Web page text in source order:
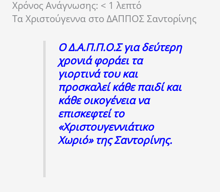
Χρόνος Ανάγνωσης: < 1 λεπτό
Τα Χριστούγεννα στο ΔΑΠΠΟΣ Σαντορίνης
Ο Δ.Α.Π.Π.Ο.Σ για δεύτερη
χρονιά φοράει τα
γιορτινά του και
προσκαλεί κάθε παιδί και
κάθε οικογένεια να
επισκεφτεί το
«Χριστουγεννιάτικο
Χωριό» της Σαντορίνης.